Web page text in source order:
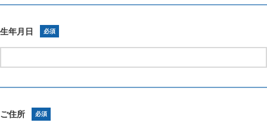
生年月日 必須
ご住所 必須